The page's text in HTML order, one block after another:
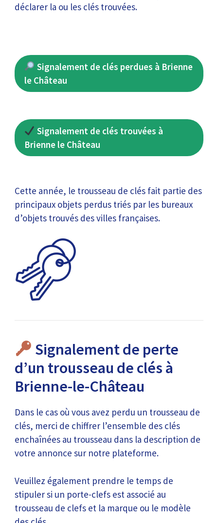
déclarer la ou les clés trouvées.
Signalement de clés perdues à Brienne
le Château
Signalement de clés trouvées à
Brienne le Château
Cette année, le trousseau de clés fait partie des
principaux objets perdus triés par les bureaux
d’objets trouvés des villes françaises.
Signalement de perte
d’un trousseau de clés à
Brienne-le-Château
Dans le cas où vous avez perdu un trousseau de
clés, merci de chiffrer l’ensemble des clés
enchaînées au trousseau dans la description de
votre annonce sur notre plateforme.
Veuillez également prendre le temps de
stipuler si un porte-clefs est associé au
trousseau de clefs et la marque ou le modèle